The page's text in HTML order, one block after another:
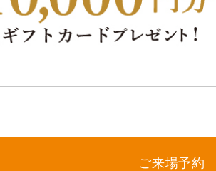
ご来場予約